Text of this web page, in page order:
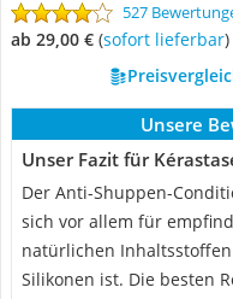
527
ab 29,00 € ( Sofort lieferbar)
Unsere
Unser Fazit für
Der Anti-Shuppen-
sich vor allem für
natürlichen
Silikonen ist. Die besten